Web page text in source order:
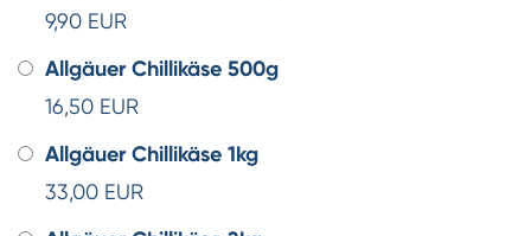
9,90 EUR
Allgäuer Chillikäse 500g
16,50 EUR
Allgäuer Chillikäse 1kg
33,00 EUR